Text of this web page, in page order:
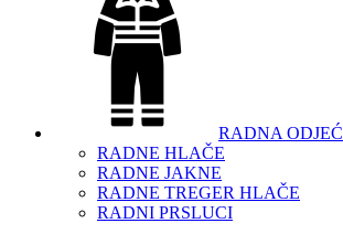
RADNA
RADNE HLAČE
RADNE JAKNE
RADNE TREGER HLAČE
RADNI PRSLUCI